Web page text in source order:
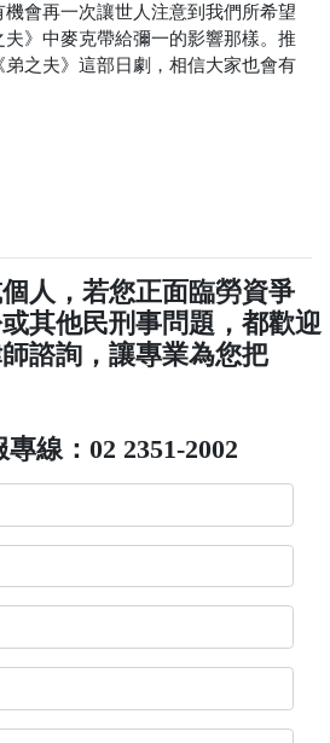
會再一次讓世人注意到我們所希望
》中麥克帶給彌一的影響那樣。推
之夫》這部日劇，相信大家也會有
個人，若您正面臨勞資爭
其他民刑事問題，都歡迎
諮詢，讓專業為您把
線：02 2351-2002